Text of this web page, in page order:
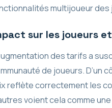
multijoueur des
sur les joueurs
des tarifs a
de joueurs. D’un
reflète correctement les
voient cela comme